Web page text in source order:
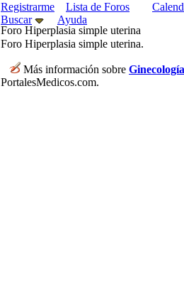
Registrarme
Lista de Foros
Buscar
Ayuda
Foro Hiperplasia simple uterina
Foro Hiperplasia simple uterina.
Más información sobre
PortalesMedicos.com.